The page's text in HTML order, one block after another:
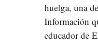
huelga, una
Información
educador de